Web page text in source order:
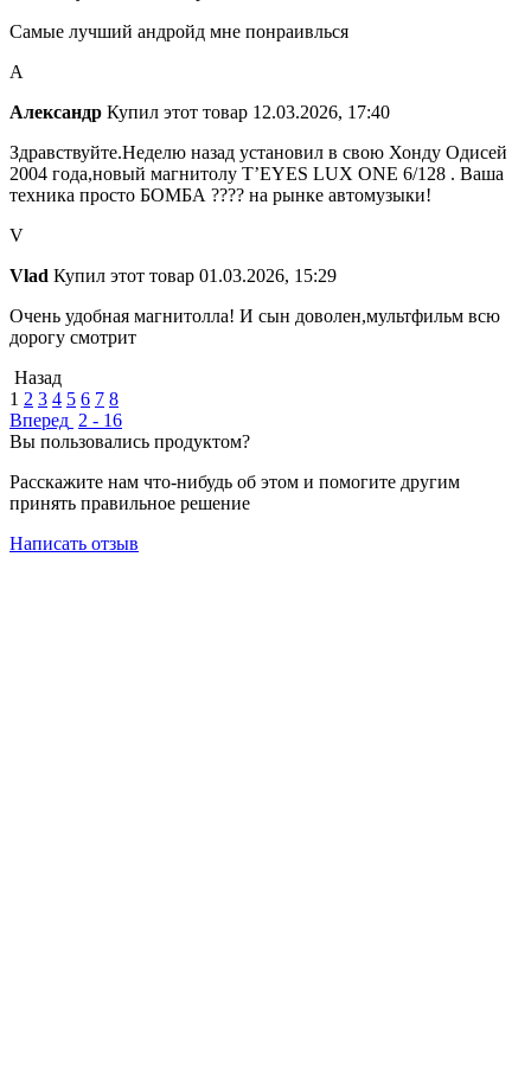
Самые лучший андройд мне понраивлься
А
Александр Купил этот товар 12.03.2026, 17:40
Здравствуйте.Неделю назад установил в свою Хонду Одисей
2004 года,новый магнитолу T’EYES LUX ONE 6/128 . Ваша
техника просто БОМБА ???? на рынке автомузыки!
V
Vlad Купил этот товар 01.03.2026, 15:29
Очень удобная магнитолла! И сын доволен,мультфильм всю
дорогу смотрит
Назад
1 2 3 4 5 6 7 8
Вперед 2 - 16
Вы пользовались продуктом?
Расскажите нам что-нибудь об этом и помогите другим
принять правильное решение
Написать отзыв